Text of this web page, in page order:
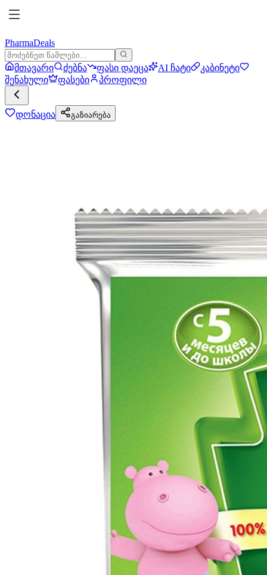
PharmaDeals
მთავარი ძებნა ფასი დაეცა AI ჩატი
კაბინეტი
შენახული
ფასები პროფილი
დონაცია გაზიარება